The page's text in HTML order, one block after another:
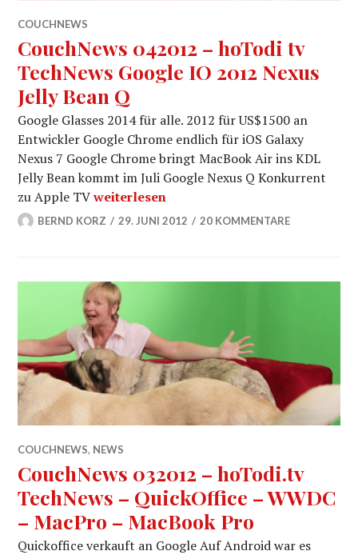
COUCHNEWS
CouchNews 042012 – hoTodi tv
TechNews Google IO 2012 Nexus
Jelly Bean Q
Google Glasses 2014 für alle. 2012 für US$1500 an
Entwickler Google Chrome endlich für iOS Galaxy
Nexus 7 Google Chrome bringt MacBook Air ins KDL
Jelly Bean kommt im Juli Google Nexus Q Konkurrent
zu Apple TVCouchNews 042012 – hoTodi tv
weiterlesen
BERND KORZ 29. JUNI 2012 20 KOMMENTARE
COUCHNEWS, NEWS
CouchNews 032012 – hoTodi.tv
TechNews – QuickOffice – WWDC
– MacPro – MacBook Pro
Quickoffice verkauft an Google Auf Android war es